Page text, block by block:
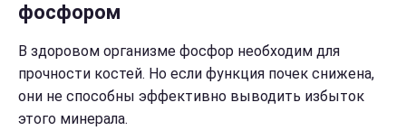
фосфором
В здоровом организме фосфор необходим для
прочности костей. Но если функция почек снижена,
они не способны эффективно выводить избыток
этого минерала.